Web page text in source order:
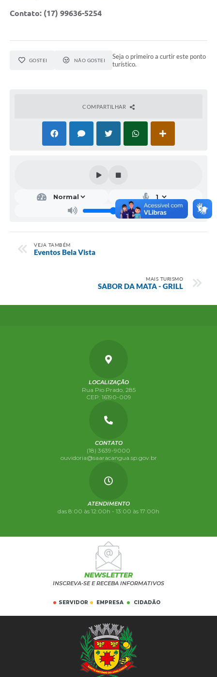
Contato: (17) 99636-5254
GOSTEI NÃO GOSTEI
Seja o primeiro a curtir este ponto
turístico.
COMPARTILHAR
VEJA TAMBÉM
Eventos Bela Vista
MAIS TURISMO
SABOR DA MATA - GRILL
LOCALIZAÇÃO
Rua Pio Prado, 285
CEP: 16190-009
CONTATO
(18) 3639-9000
ouvidoria@saaracangua.sp.gov.br
ATENDIMENTO
das 8:00 às 12:00h - 13:00 às 17:00h
NEWSLETTER
INSCREVA-SE E RECEBA INFORMATIVOS
SERVIDOR EMPRESA CIDADÃO